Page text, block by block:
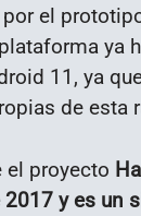
por el
ya
11, ya
de esta
el proyecto
y es un